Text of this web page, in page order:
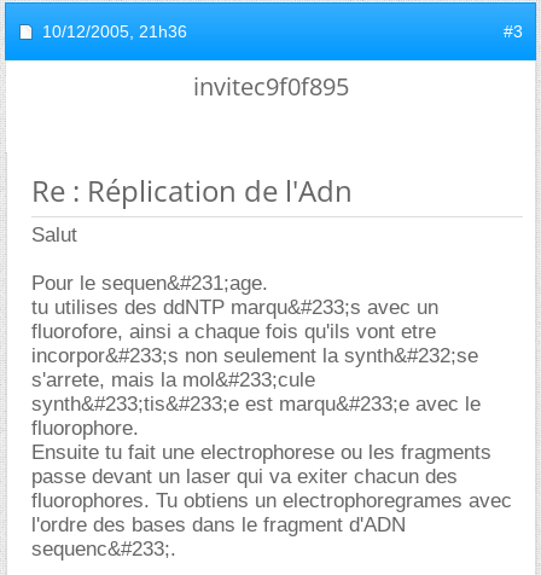
10/12/2005, 21h36 #3
invitec9f0f895
Re : Réplication de l'Adn
Salut
Pour le sequen&#231;age.
tu utilises des ddNTP marqu&#233;s avec un
fluorofore, ainsi a chaque fois qu'ils vont etre
incorpor&#233;s non seulement la synth&#232;se
s'arrete, mais la mol&#233;cule
synth&#233;tis&#233;e est marqu&#233;e avec le
fluorophore.
Ensuite tu fait une electrophorese ou les fragments
passe devant un laser qui va exiter chacun des
fluorophores. Tu obtiens un electrophoregrames avec
l'ordre des bases dans le fragment d'ADN
sequenc&#233;.